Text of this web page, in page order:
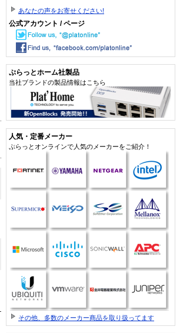
あなたの声をお寄せください!
公式アカウント / ページ
ぷらっとホーム社製品
当社ブランドの製品情報はこちら
人気・定番メーカー
ぷらっとオンラインで人気のメーカーをご紹介！
その他、多数のメーカー商品を取り扱ってます